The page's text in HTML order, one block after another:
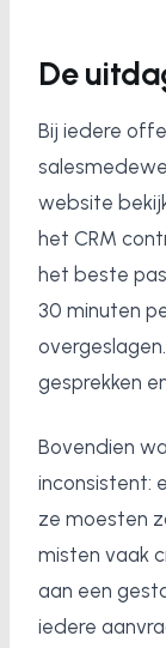
De
Bij iedere
website
het CRM
het beste
30 minuten
gesprekken
Bovendien
inconsistent:
ze moesten
misten vaak
aan een
iedere